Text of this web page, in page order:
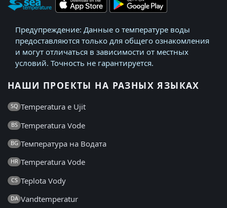
Предупреждение: Данные о температуре воды
предоставляются только для общего ознакомления
и могут отличаться в зависимости от местных
условий. Точность не гарантируется.
НАШИ ПРОЕКТЫ НА РАЗНЫХ ЯЗЫКАХ
SQ Temperatura e Ujit
BS Temperatura Vode
BG Температура на Водата
HR Temperatura Vode
CS Teplota Vody
DA Vandtemperatur